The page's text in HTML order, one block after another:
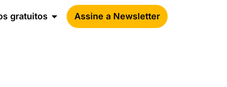
gratuitos Assine a Newsletter